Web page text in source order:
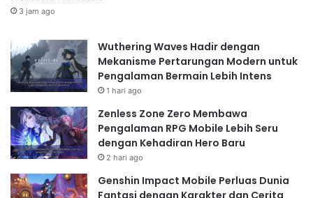
3 jam ago
Wuthering Waves Hadir dengan
Mekanisme Pertarungan Modern untuk
Pengalaman Bermain Lebih Intens
1 hari ago
Zenless Zone Zero Membawa
Pengalaman RPG Mobile Lebih Seru
dengan Kehadiran Hero Baru
2 hari ago
Genshin Impact Mobile Perluas Dunia
Fantasi dengan Karakter dan Cerita